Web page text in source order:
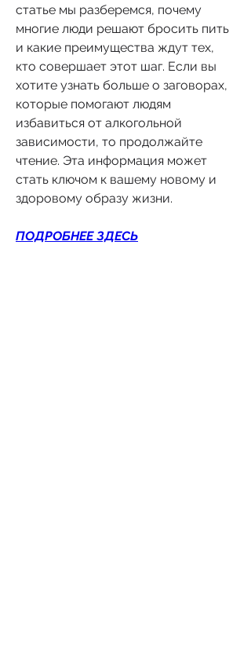
статье мы разберемся, почему
многие люди решают бросить пить
и какие преимущества ждут тех,
кто совершает этот шаг. Если вы
хотите узнать больше о заговорах,
которые помогают людям
избавиться от алкогольной
зависимости, то продолжайте
чтение. Эта информация может
стать ключом к вашему новому и
здоровому образу жизни.
ПОДРОБНЕЕ ЗДЕСЬ